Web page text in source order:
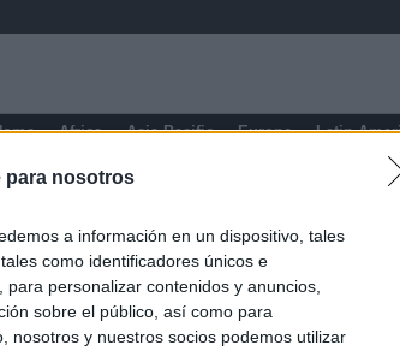
para nosotros
a información en un dispositivo, tales
como identificadores únicos e
personalizar contenidos y anuncios,
sobre el público, así como para
nosotros y nuestros socios podemos utilizar
Africa Asia-Pacific Europe Latin